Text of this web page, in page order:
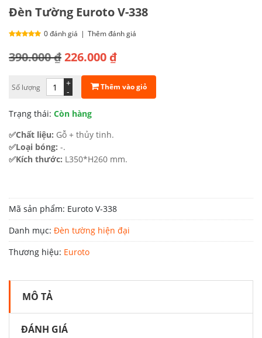
Đèn Tường Euroto V-338
0 đánh giá | Thêm đánh giá
390.000₫
Giá
là:
390.000 ₫.
226.000 ₫
Giá
tại
là:
226.000 ₫.
Số lượng -
+ Thêm vào giỏ
Trạng thái: Còn hàng
✅Chất liệu: Gỗ + thủy tinh.
✅Loại bóng: -.
✅Kích thước: L350*H260 mm.
Mã sản phẩm: Euroto V-338
Danh mục: Đèn tường hiện đại
Thương hiệu: Euroto
MÔ TẢ
ĐÁNH GIÁ